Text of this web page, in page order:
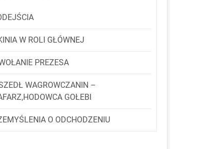
W ROLI GŁÓWNEJ
PREZESA
WAGROWCZANIN –
GOŁEBI
O ODCHODZENIU